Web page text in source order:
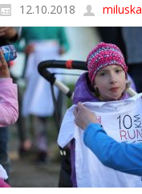
12.10.2018 miluska